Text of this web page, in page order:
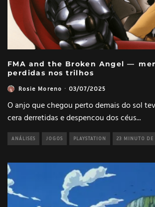
FMA and the Broken Angel —
perdidas nos trilhos
Rosie Moreno · 03/07/2025
O anjo que chegou perto demais do sol
cera derretidas e despencou dos céus...
ANÁLISES JOGOS PLAYSTATION 23 MINUTO DE